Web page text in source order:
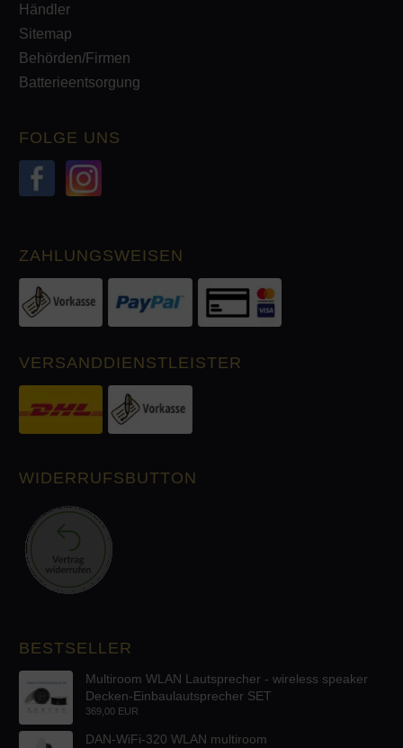
Händler
Sitemap
Behörden/Firmen
Batterieentsorgung
FOLGE UNS
ZAHLUNGSWEISEN
VERSANDDIENSTLEISTER
WIDERRUFSBUTTON
BESTSELLER
Multiroom WLAN Lautsprecher - wireless speaker
Decken-Einbaulautsprecher SET
369,00 EUR
DAN-WiFi-320 WLAN multiroom